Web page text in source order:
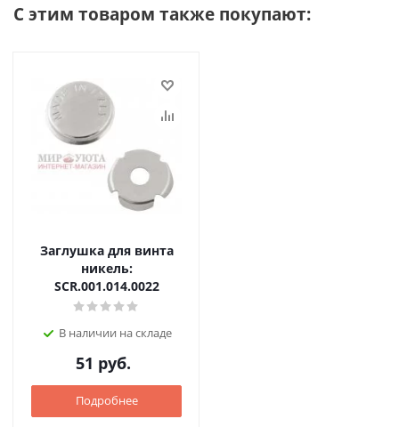
С этим товаром также покупают:
Заглушка для винта
никель:
SCR.001.014.0022
В наличии на складе
51 руб.
Подробнее